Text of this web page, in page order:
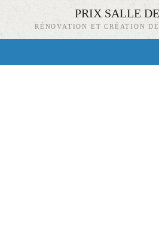
PRIX SALLE
RÉNOVATION ET CRÉATION